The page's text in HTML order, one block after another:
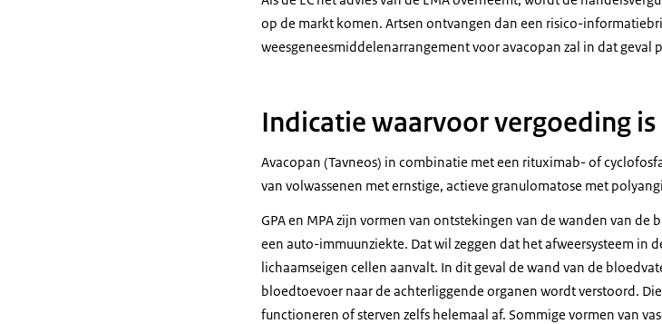
op de markt komen. Artsen ontvangen dan een risico-
weesgeneesmiddelenarrangement voor avacopan zal in dat geval
Indicatie waarvoor vergoeding is
Avacopan (Tavneos) in combinatie met een rituximab- of
van volwassenen met ernstige, actieve granulomatose met
GPA en MPA zijn vormen van ontstekingen van de wanden van de
een auto-immuunziekte. Dat wil zeggen dat het afweersysteem in
lichaamseigen cellen aanvalt. In dit geval de wand van de
bloedtoevoer naar de achterliggende organen wordt verstoord.
functioneren of sterven zelfs helemaal af. Sommige vormen van